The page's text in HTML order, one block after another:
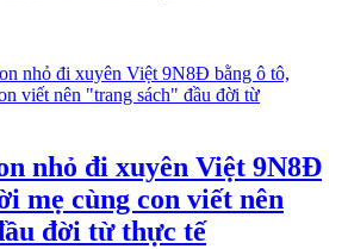
nhỏ đi xuyên Việt 9N8Đ
mẹ cùng con viết nên
đời từ thực tế